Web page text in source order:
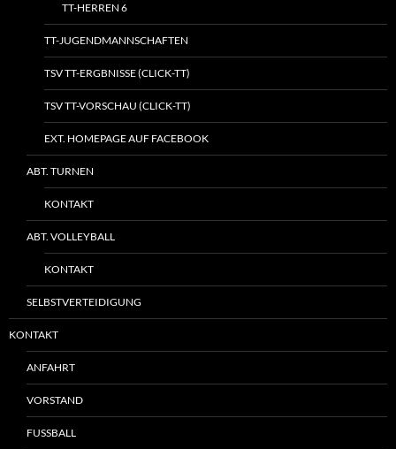
TT-HERREN 6
TT-JUGENDMANNSCHAFTEN
TSV TT-ERGBNISSE (CLICK-TT)
TSV TT-VORSCHAU (CLICK-TT)
EXT. HOMEPAGE AUF FACEBOOK
ABT. TURNEN
KONTAKT
ABT. VOLLEYBALL
KONTAKT
SELBSTVERTEIDIGUNG
KONTAKT
ANFAHRT
VORSTAND
FUSSBALL